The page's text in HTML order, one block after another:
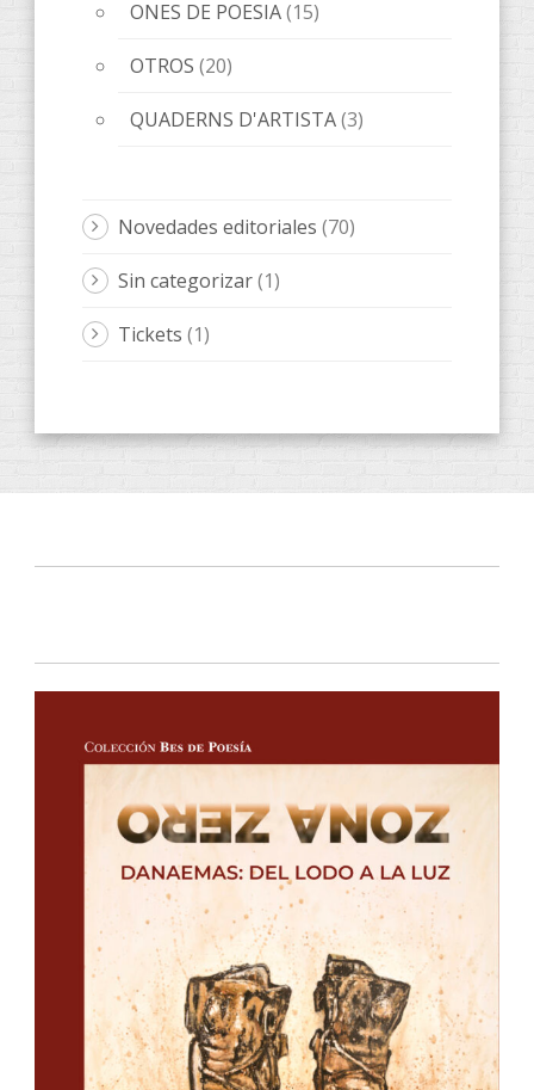
ONES DE POESIA(15)
OTROS (20)
QUADERNS D'ARTISTA(3)
Novedades editoriales (70)
Sin categorizar(1)
Tickets (1)